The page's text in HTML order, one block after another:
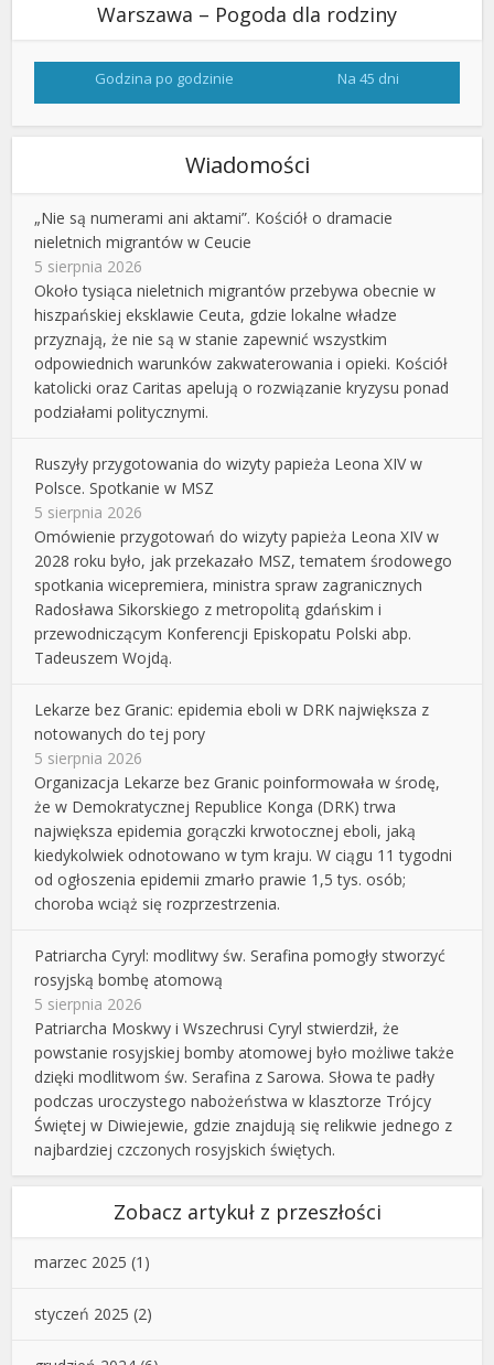
Warszawa – Pogoda dla rodziny
Godzina po godzinie Na 45 dni
Wiadomości
„Nie są numerami ani aktami”. Kościół o dramacie
nieletnich migrantów w Ceucie
5 sierpnia 2026
Około tysiąca nieletnich migrantów przebywa obecnie w
hiszpańskiej eksklawie Ceuta, gdzie lokalne władze
przyznają, że nie są w stanie zapewnić wszystkim
odpowiednich warunków zakwaterowania i opieki. Kościół
katolicki oraz Caritas apelują o rozwiązanie kryzysu ponad
podziałami politycznymi.
Ruszyły przygotowania do wizyty papieża Leona XIV w
Polsce. Spotkanie w MSZ
5 sierpnia 2026
Omówienie przygotowań do wizyty papieża Leona XIV w
2028 roku było, jak przekazało MSZ, tematem środowego
spotkania wicepremiera, ministra spraw zagranicznych
Radosława Sikorskiego z metropolitą gdańskim i
przewodniczącym Konferencji Episkopatu Polski abp.
Tadeuszem Wojdą.
Lekarze bez Granic: epidemia eboli w DRK największa z
notowanych do tej pory
5 sierpnia 2026
Organizacja Lekarze bez Granic poinformowała w środę,
że w Demokratycznej Republice Konga (DRK) trwa
największa epidemia gorączki krwotocznej eboli, jaką
kiedykolwiek odnotowano w tym kraju. W ciągu 11 tygodni
od ogłoszenia epidemii zmarło prawie 1,5 tys. osób;
choroba wciąż się rozprzestrzenia.
Patriarcha Cyryl: modlitwy św. Serafina pomogły stworzyć
rosyjską bombę atomową
5 sierpnia 2026
Patriarcha Moskwy i Wszechrusi Cyryl stwierdził, że
powstanie rosyjskiej bomby atomowej było możliwe także
dzięki modlitwom św. Serafina z Sarowa. Słowa te padły
podczas uroczystego nabożeństwa w klasztorze Trójcy
Świętej w Diwiejewie, gdzie znajdują się relikwie jednego z
najbardziej czczonych rosyjskich świętych.
Zobacz artykuł z przeszłości
marzec 2025 (1)
styczeń 2025 (2)